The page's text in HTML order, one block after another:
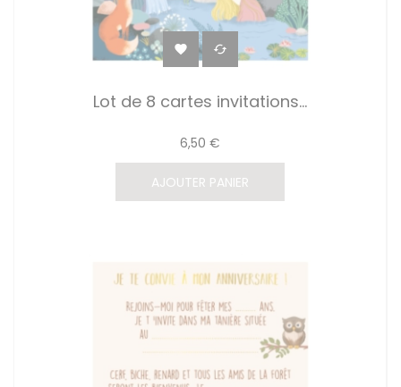
 
Lot de 8 cartes invitations...
6,50 €
AJOUTER PANIER